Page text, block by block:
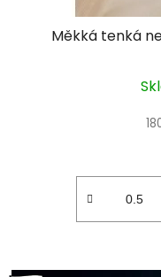
Měkká tenká